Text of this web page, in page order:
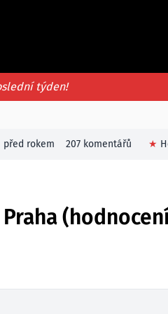
týden!
před rokem 207 komentářů ★